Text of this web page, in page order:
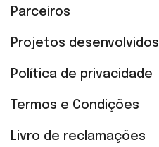
Parceiros
Projetos desenvolvidos
Política de privacidade
Termos e Condições
Livro de reclamações